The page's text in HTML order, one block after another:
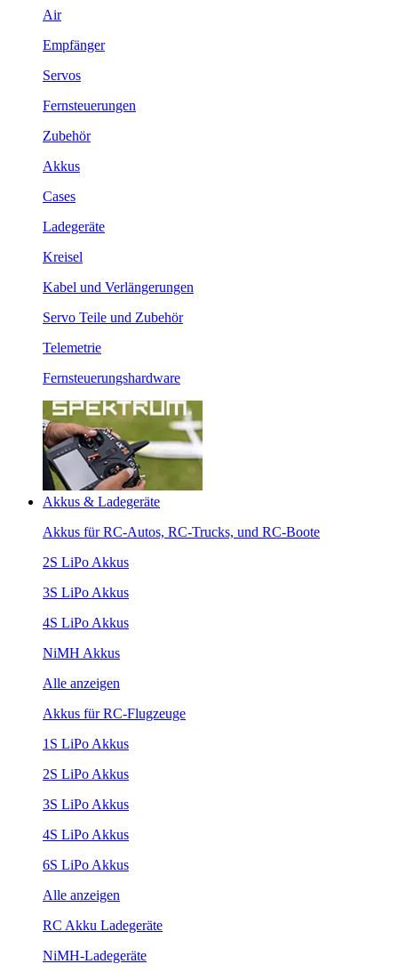
Air
Empfänger
Servos
Fernsteuerungen
Zubehör
Akkus
Cases
Ladegeräte
Kreisel
Kabel und Verlängerungen
Servo Teile und Zubehör
Telemetrie
Fernsteuerungshardware
Akkus & Ladegeräte
Akkus für RC-Autos, RC-Trucks, und RC-Boote
2S LiPo Akkus
3S LiPo Akkus
4S LiPo Akkus
NiMH Akkus
Alle anzeigen
Akkus für RC-Flugzeuge
1S LiPo Akkus
2S LiPo Akkus
3S LiPo Akkus
4S LiPo Akkus
6S LiPo Akkus
Alle anzeigen
RC Akku Ladegeräte
NiMH-Ladegeräte